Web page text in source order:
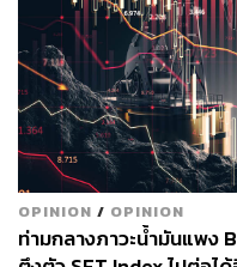
จากแนวโน้มของเงินเฟ้
ให้ความเป็นไปได้ที่ Fed
ลดอัตราดอกเบี้ยในปีนี้ลง
การประชุม FOMC ค่าเงิ
พันธบัตรสหรัฐฯ มีการปรั
การปรับตัวขึ้นของราคาท
อย่างไรก็ดี เมื่อ Fed ยังค
อัตราดอกเบี้ยไว้ที่ 3 ครั้ง
OPINION / OPINION
ท่ามกลางภาวะน้ำมันแพง